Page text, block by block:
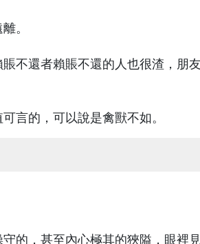
。
不還者賴賬不還的人也很渣，朋
言的，可以說是禽獸不如。
的，甚至內心極其的狹隘，眼裡